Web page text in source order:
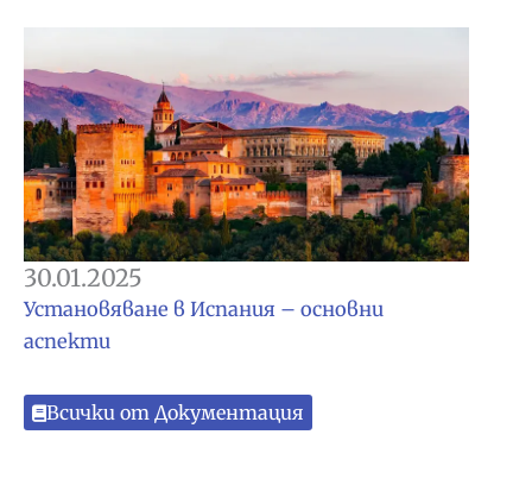
30.01.2025
Установяване в Испания – основни
аспекти
Всички от Документация